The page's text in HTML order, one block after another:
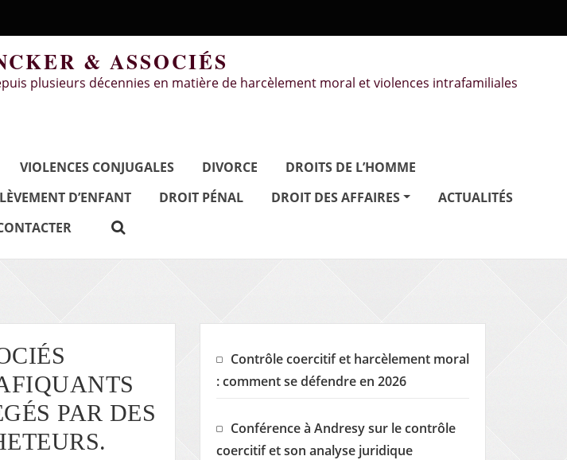
& ASSOCIÉS
plusieurs décennies en matière de harcèlement moral et violences intrafamiliales
VIOLENCES CONJUGALES DIVORCE
DROITS DE L’HOMME
D’ENFANT DROIT PÉNAL DROIT DES AFFAIRES
ACTUALITÉS
PAR DES
Contrôle coercitif et harcèlement moral
: comment se défendre en 2026
Conférence à Andresy sur le contrôle
coercitif et son analyse juridique